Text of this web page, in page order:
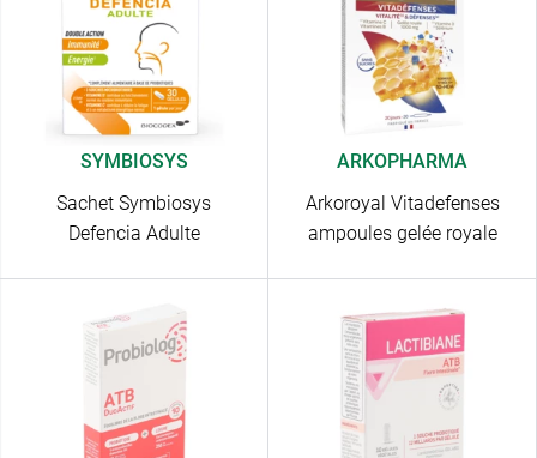
SYMBIOSYS
Sachet Symbiosys
Defencia Adulte
ARKOPHARMA
Arkoroyal Vitadefenses
ampoules gelée royale